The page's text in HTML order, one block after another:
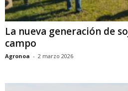
La nueva generación de
campo
Agronoa - 2 marzo 2026